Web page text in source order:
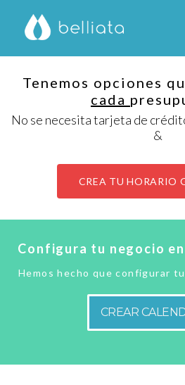
Tenemos opciones
cada
No se necesita tarjeta de
&
CREA TU HORARIO
Configura tu negocio
Hemos hecho que configurar
CREAR